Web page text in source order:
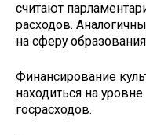
считают
расходов.
на сферу
Финансирование
находиться на
госрасходов.